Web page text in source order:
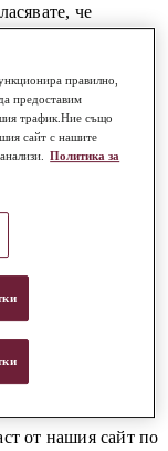
че
нашия сайт може
да
промени в
за приемане на
усилия, за да
ние не правим
се, че
или актуално в
сайт
гарантираме, че
в него винаги
до сайта е
или
от нашия сайт по
правилно,
предоставим
трафик.Ние също
сайт с нашите
Политика за